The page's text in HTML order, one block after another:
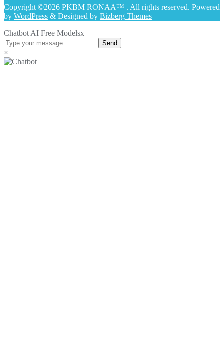
Copyright ©2026 PKBM RONAA™ . All rights reserved. Powered
by WordPress & Designed by Bizberg Themes
Chatbot AI Free Modelsx
Send
×